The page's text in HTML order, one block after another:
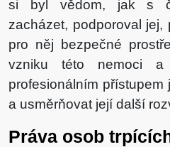
si byl vědom, jak s
zacházet, podporoval jej,
pro něj bezpečné
vzniku této nemoci a
profesionálním
a usměrňovat její další
Práva osob